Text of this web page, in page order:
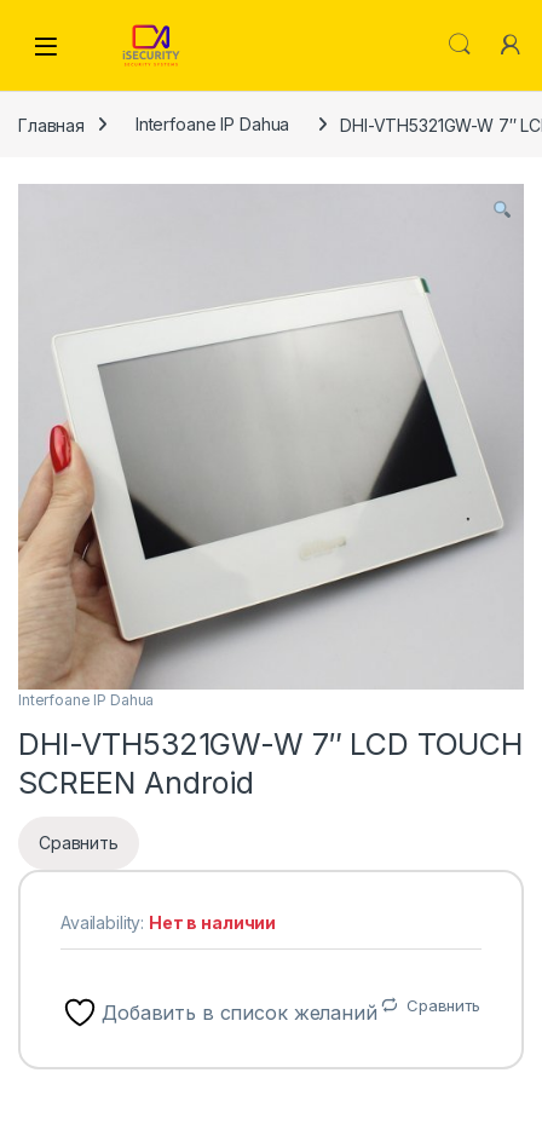
Главная Interfoane IP Dahua DHI-VTH5321GW-W 7″
Interfoane IP Dahua
DHI-VTH5321GW-W 7″ LCD TOUCH
SCREEN Android
Сравнить
Availability: Нет в наличии
Добавить в список желаний Сравнить